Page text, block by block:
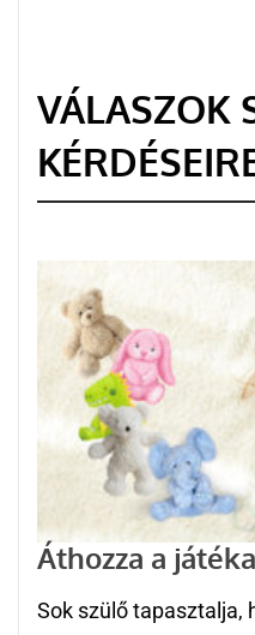
VÁLASZOK
Áthozza a
Sok szülő tapasztalja,